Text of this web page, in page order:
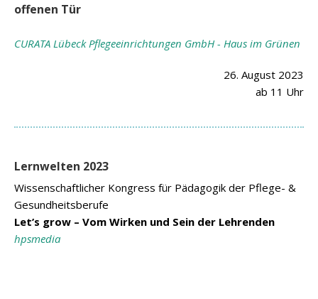
offenen Tür
CURATA Lübeck Pflegeeinrichtungen GmbH - Haus im Grünen
26. August 2023
ab 11 Uhr
Lernwelten 2023
Wissenschaftlicher Kongress für Pädagogik der Pflege- &
Gesundheitsberufe
Let’s grow – Vom Wirken und Sein der Lehrenden
hpsmedia